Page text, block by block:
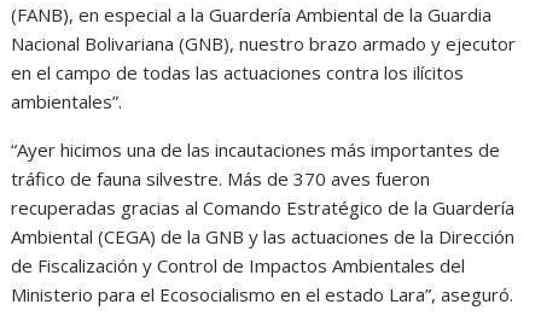
(FANB), en especial a la Guardería Ambiental de la Guardia
Nacional Bolivariana (GNB), nuestro brazo armado y ejecutor
en el campo de todas las actuaciones contra los ilícitos
ambientales”.
“Ayer hicimos una de las incautaciones más importantes de
tráfico de fauna silvestre. Más de 370 aves fueron
recuperadas gracias al Comando Estratégico de la Guardería
Ambiental (CEGA) de la GNB y las actuaciones de la Dirección
de Fiscalización y Control de Impactos Ambientales del
Ministerio para el Ecosocialismo en el estado Lara”, aseguró.